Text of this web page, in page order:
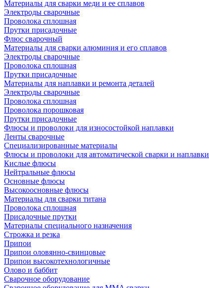
Материалы для сварки меди и ее сплавов
Электроды сварочные
Проволока сплошная
Прутки присадочные
Флюс сварочный
Материалы для сварки алюминия и его сплавов
Электроды сварочные
Проволока сплошная
Прутки присадочные
Материалы для наплавки и ремонта деталей
Электроды сварочные
Проволока сплошная
Проволока порошковая
Прутки присадочные
Флюсы и проволоки для износостойкой наплавки
Ленты сварочные
Специализированные материалы
Флюсы и проволоки для автоматической сварки и наплавки
Кислые флюсы
Нейтральные флюсы
Основные флюсы
Высокоосновные флюсы
Материалы для сварки титана
Проволока сплошная
Присадочные прутки
Материалы специального назначения
Строжка и резка
Припои
Припои оловянно-свинцовые
Припои высокотехнологичные
Олово и баббит
Сварочное оборудование